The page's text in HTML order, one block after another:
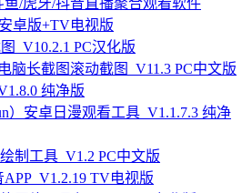
卓版+TV电视版
_V10.2.1 PC汉化版
电脑长截图滚动截图_V11.3 PC中文版
纯净版
）安卓日漫观看工具_V1.1.7.3 纯净
制工具_V1.2 PC中文版
TV电视版